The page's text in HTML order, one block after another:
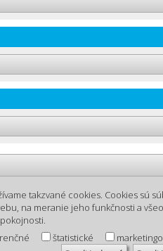
takzvané cookies. Cookies sú
na meranie jeho funkčnosti a
štatistické